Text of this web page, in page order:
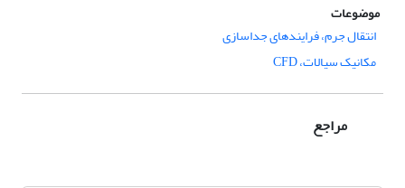
موضوعات
انتقال جرم، فرایندهای جداسازی
مکانیک سیالات، CFD
مراجع